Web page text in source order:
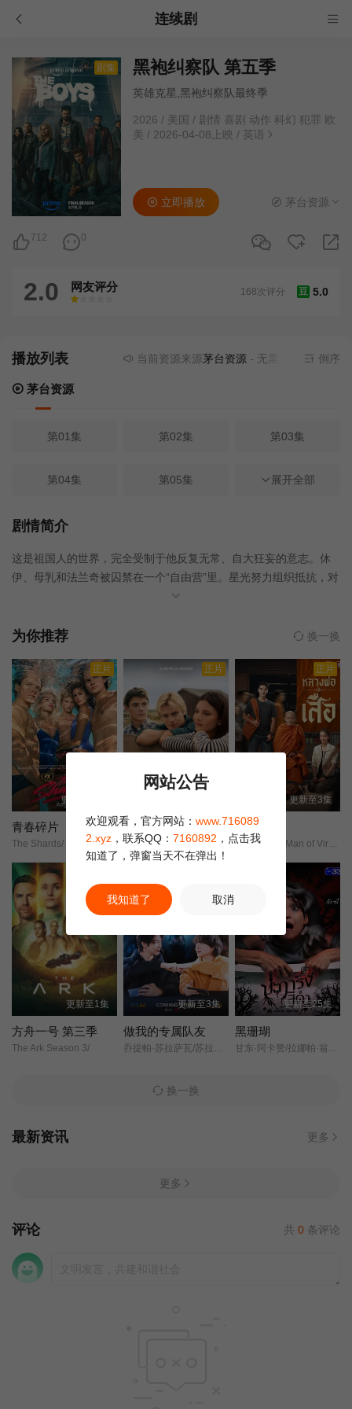
连续剧
剧集 黑袍纠察队 第五季
英雄克星,黑袍纠察队最终季
2026 / 美国 / 剧情 喜剧 动作 科幻 犯罪 欧
美 / 2026-04-08上映 / 英语
712 0
立即播放 茅台资源
2.0 网友评分
很差
较差还行推荐
力荐
豆 5.0
168次评分
播放列表 当前资源来源茅台资源- 无需安装任何插件
倒序
茅台资源
第01集 第02集 第03集
第04集 第05集 第06集
第07集
展开全部
剧情简介
这是祖国人的世界，完全受制于他反复无常、自大狂妄的意志。休
伊、母乳和法兰奇被囚禁在一个“自由营”里。星光努力组织抵抗，对
抗压倒性的超级英雄力量。喜美子下落不明。但当OI侠布彻再次出
发了一连串的事件，这些事件将永远改变世界和世界上的每一个
为你推荐 换一换
正片
更新第02集
青春碎片
The Shards/
正片
我与沃尔特家男孩的生活 第三季
My Life with the Walter Boys Season 3/
正片
更新至3集
龙婆虎
หลวงพ่อเสือ/Man of Virtue/Luang Pho Suea/
更新至1集
方舟一号 第三季
The Ark Season 3/
更新至3集
做我的专属队友
更新至25集
黑珊瑚
换一换
最新资讯 更多
更多
评论 共 0 条评论
网站公告
欢迎观看，官方网站： www.716089
2.xyz ，联系QQ： 7160892 ，点击我
知道了，弹窗当天不在弹出！
我知道了 取消